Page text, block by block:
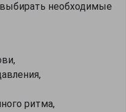
необходимые
ритма,